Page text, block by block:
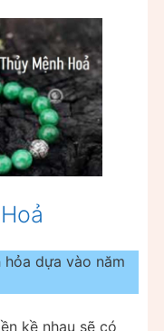
hỏa dựa vào năm
kề nhau sẽ có